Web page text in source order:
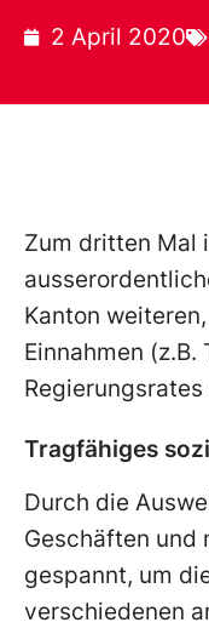
2 April 2020
Zum dritten Mal
Kanton
Einnahmen
Tragfähiges
Durch die
Geschäften und
gespannt, um
verschiedenen